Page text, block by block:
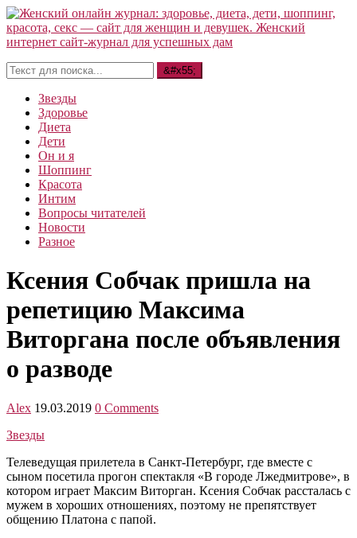
Звезды
Здоровье
Диета
Дети
Он и я
Шоппинг
Красота
Интим
Вопросы читателей
Новости
Разное
Ксения Собчак пришла на
репетицию Максима
Виторгана после объявления
о разводе
Alex 19.03.2019 0 Comments
Звезды
Телеведущая прилетела в Санкт-Петербург, где вместе с
сыном посетила прогон спектакля «В городе Лжедмитрове», в
котором играет Максим Виторган. Ксения Собчак рассталась с
мужем в хороших отношениях, поэтому не препятствует
общению Платона с папой.